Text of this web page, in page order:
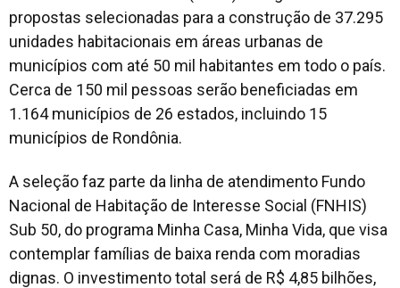
propostas selecionadas para a construção de 37.295
unidades habitacionais em áreas urbanas de
municípios com até 50 mil habitantes em todo o país.
Cerca de 150 mil pessoas serão beneficiadas em
1.164 municípios de 26 estados, incluindo 15
municípios de Rondônia.
A seleção faz parte da linha de atendimento Fundo
Nacional de Habitação de Interesse Social (FNHIS)
Sub 50, do programa Minha Casa, Minha Vida, que visa
contemplar famílias de baixa renda com moradias
dignas. O investimento total será de R$ 4,85 bilhões,